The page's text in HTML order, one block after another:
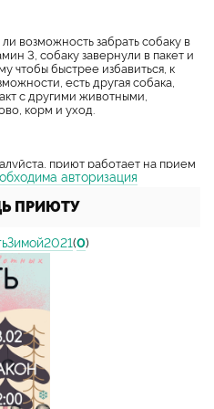
авторизация
ПРИЮТУ
(0)